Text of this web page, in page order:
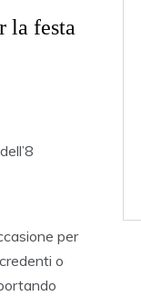
la festa
per
o